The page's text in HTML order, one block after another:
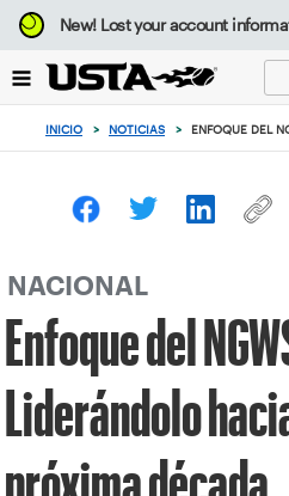
Enfoque
desde
botón
volver
principio
New!Lost your account
INICIO > NOTICIAS > ENFOQUE DEL
NACIONAL
Enfoque del
Liderándolo
próxima década